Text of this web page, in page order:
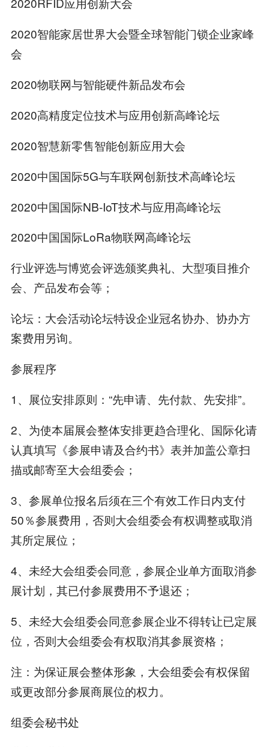
2020智能家居世界大会暨全球智能门锁企业家峰
会
2020物联网与智能硬件新品发布会
2020高精度定位技术与应用创新高峰论坛
2020智慧新零售智能创新应用大会
2020中国国际5G与车联网创新技术高峰论坛
2020中国国际NB-IoT技术与应用高峰论坛
2020中国国际LoRa物联网高峰论坛
行业评选与博览会评选颁奖典礼、大型项目推介
会、产品发布会等；
论坛：大会活动论坛特设企业冠名协办、协办方
案费用另询。
参展程序
1、展位安排原则：“先申请、先付款、先安排”。
2、为使本届展会整体安排更趋合理化、国际化请
认真填写《参展申请及合约书》表并加盖公章扫
描或邮寄至大会组委会；
3、参展单位报名后须在三个有效工作日内支付
50％参展费用，否则大会组委会有权调整或取消
其所定展位；
4、未经大会组委会同意，参展企业单方面取消参
展计划，其已付参展费用不予退还；
5、未经大会组委会同意参展企业不得转让已定展
位，否则大会组委会有权取消其参展资格；
注：为保证展会整体形象，大会组委会有权保留
或更改部分参展商展位的权力。
组委会秘书处